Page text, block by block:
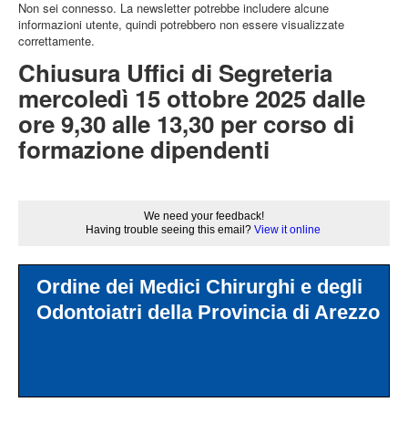
Non sei connesso. La newsletter potrebbe includere alcune
informazioni utente, quindi potrebbero non essere visualizzate
correttamente.
Chiusura Uffici di Segreteria
mercoledì 15 ottobre 2025 dalle
ore 9,30 alle 13,30 per corso di
formazione dipendenti